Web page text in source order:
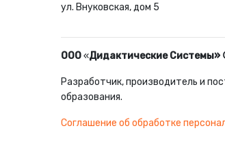
ул. Внуковская, дом 5
ООО«Дидактические Системы»
Разработчик, производитель и
образования.
Соглашение об обработке